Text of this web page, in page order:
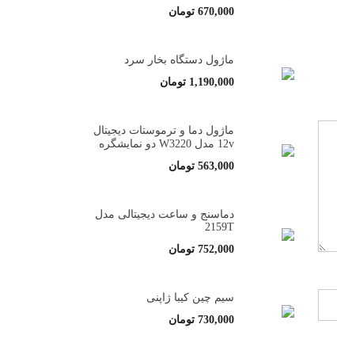
670,000 تومان
ماژول دستگاه بخار سرد
1,190,000 تومان
ماژول دما و ترموستات دیجیتال
12v مدل W3220 دو نمایشگره
563,000 تومان
دماسنج و ساعت دیجیتالی مدل
2159T
752,000 تومان
سیم چین کیبا ژاپنی
730,000 تومان